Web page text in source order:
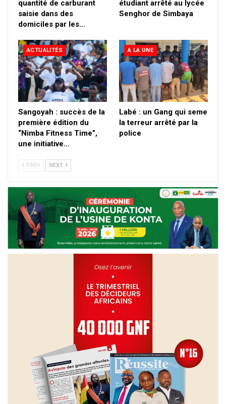
quantité de carburant
saisie dans des
domiciles par les…
étudiant arrêté au lycée
Senghor de Simbaya
ACTUALITÉS
Sangoyah : succès de la
première édition du
“Nimba Fitness Time”,
une initiative…
A LA UNE
Labé : un Gang qui seme
la terreur arrêté par la
police
PREV NEXT